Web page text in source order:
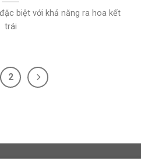
biệt với khả năng ra hoa kết
trái
2